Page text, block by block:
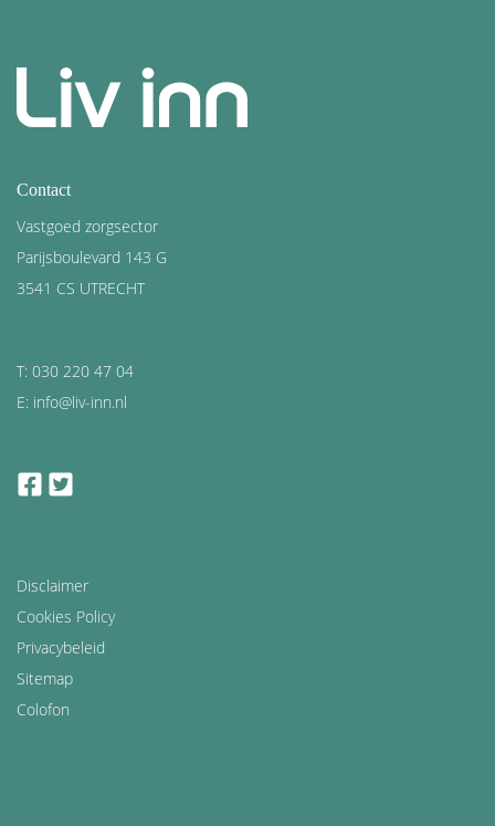
Contact
Vastgoed zorgsector
Parijsboulevard 143 G
3541 CS UTRECHT
T: 030 220 47 04
E: info@liv-inn.nl
facebook
Disclaimer
Cookies Policy
Privacybeleid
Sitemap
Colofon